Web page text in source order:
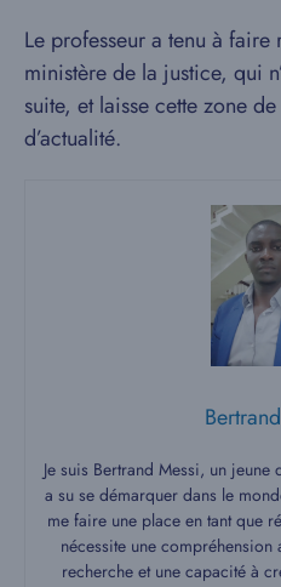
Le professeur a tenu à
ministère de la justice, qui
suite, et laisse cette zone
d’actualité.
Je suis Bertrand Messi, un
a su se démarquer dans le
me faire une place en tant que
nécessite une
recherche et une capacité à